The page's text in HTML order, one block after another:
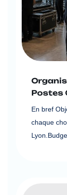
Postes
En bref
chaque